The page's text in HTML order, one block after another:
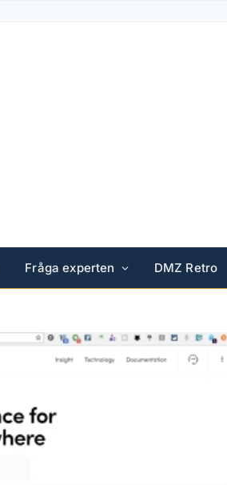
Fråga experten DMZ Retro